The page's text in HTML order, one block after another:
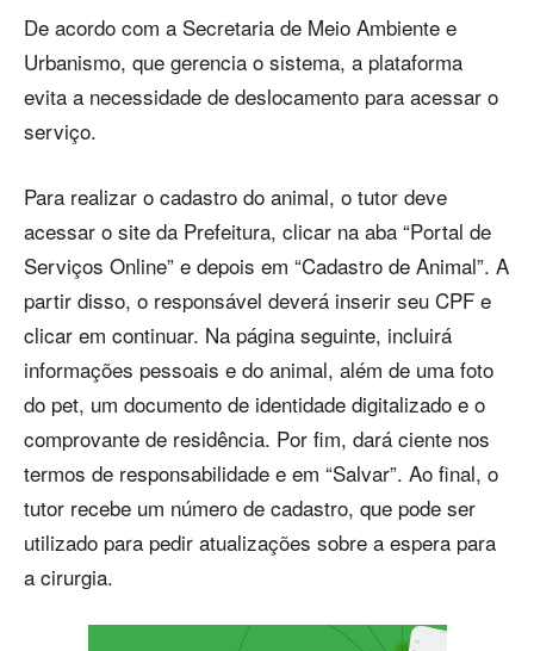
De acordo com a Secretaria de Meio Ambiente e
Urbanismo, que gerencia o sistema, a plataforma
evita a necessidade de deslocamento para acessar o
serviço.
Para realizar o cadastro do animal, o tutor deve
acessar o site da Prefeitura, clicar na aba “Portal de
Serviços Online” e depois em “Cadastro de Animal”. A
partir disso, o responsável deverá inserir seu CPF e
clicar em continuar. Na página seguinte, incluirá
informações pessoais e do animal, além de uma foto
do pet, um documento de identidade digitalizado e o
comprovante de residência. Por fim, dará ciente nos
termos de responsabilidade e em “Salvar”. Ao final, o
tutor recebe um número de cadastro, que pode ser
utilizado para pedir atualizações sobre a espera para
a cirurgia.